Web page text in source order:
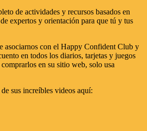
de actividades y recursos basados en
expertos y orientación para que tú y tus
asociarnos con el Happy Confident Club y
en todos los diarios, tarjetas y juegos
en su sitio web, solo usa
sus increíbles videos aquí: